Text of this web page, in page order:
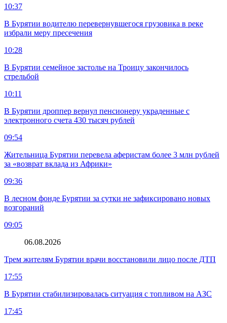
10:37
В Бурятии водителю перевернувшегося грузовика в реке
избрали меру пресечения
10:28
В Бурятии семейное застолье на Троицу закончилось
стрельбой
10:11
В Бурятии дроппер вернул пенсионеру украденные с
электронного счета 430 тысяч рублей
09:54
Жительница Бурятии перевела аферистам более 3 млн рублей
за «возврат вклада из Африки»
09:36
В лесном фонде Бурятии за сутки не зафиксировано новых
возгораний
09:05
06.08.2026
Трем жителям Бурятии врачи восстановили лицо после ДТП
17:55
В Бурятии стабилизировалась ситуация с топливом на АЗС
17:45